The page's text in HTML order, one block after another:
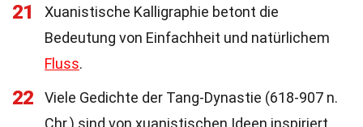
21
Xuanistische Kalligraphie betont die
Bedeutung von Einfachheit und natürlichem
Fluss.
22
Viele Gedichte der Tang-Dynastie (618-907 n.
Chr.) sind von xuanistischen Ideen inspiriert.